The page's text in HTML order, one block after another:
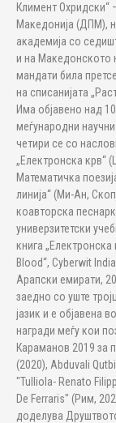
Климент Охридски“
Македонија (ДПМ),
академија со
и на Македонското
мандати била
на списанијата
Има објавено над
меѓународни
четири се со
„Електронска крв“
Математичка
линија“ (Ми-Ан,
коавторска
универзитетски
книга „Електронска
Blood“, Cyberwit
Арапски емирати,
заедно со уште
јазик и е објавена
награди меѓу кои
Караманов 2019 за
(2020), Abduvali
"Tulliola- Renato
De Ferraris" (Рим,
доделува